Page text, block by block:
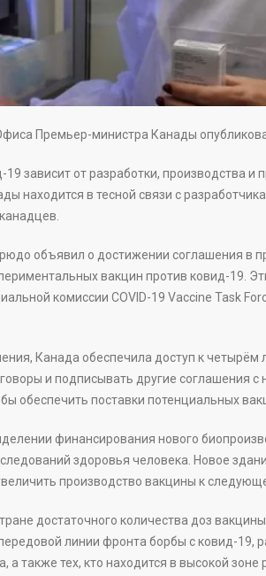
Премьер-министра Канады
зависит от разработки, производства
находится в тесной связи с
объявил о достижении соглашения в
вакцин против ковид-19.
комиссии COVID-19 Vaccine Task
Канада обеспечила доступ к
и подписывать другие соглашения
обеспечить поставки потенциальных
финансирования нового
здоровья человека. Новое
производство вакцины к
достаточного количества доз
линии фронта борбы с ковид-19,
также тех, кто находится в высокой зоне